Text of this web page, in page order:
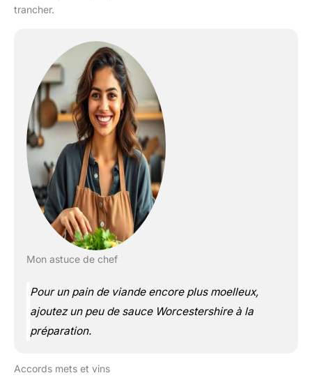
trancher.
Mon astuce de chef
Pour un pain de viande encore plus moelleux,
ajoutez un peu de sauce Worcestershire à la
préparation.
Accords mets et vins